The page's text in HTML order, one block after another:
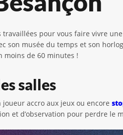
pour vous faire vivre
son musée du temps et son
moins de 60 minutes !
salles
joueur accro aux jeux ou encore
et d’observation pour perdre